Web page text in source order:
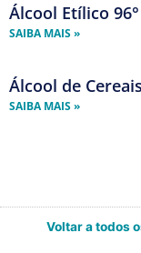
Álcool Etílico
SAIBA MAIS »
Álcool de Cereais
SAIBA MAIS »
Voltar a todos